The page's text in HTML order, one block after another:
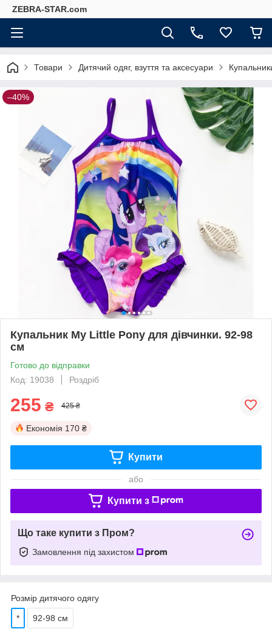
ZEBRA-STAR.com
Товари Дитячий одяг, взуття та аксесуари
–40%
Купальник My Little Pony для дівчинки. 92-98
см
Готово до відправки
Код: 19038
Роздріб
255 ₴ 425 ₴
Економія 170 ₴
Купити
або
Купити з
Що таке купити з Пром?
Замовлення під захистом
Розмір дитячого одягу
* 92-98 см